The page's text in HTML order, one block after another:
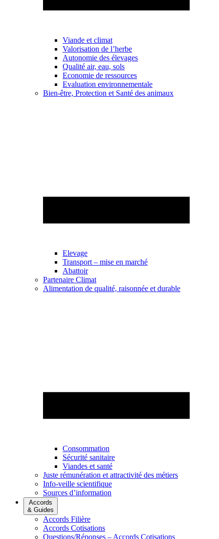
Viande et climat
Valorisation de l’herbe
Autonomie des élevages
Qualité air, eau, sols
Economie de ressources
Evaluation environnementale
Bien-être, Protection et Santé des animaux
Elevage
Transport – mise en marché
Abattoir
Partenaire Climat
Alimentation de qualité, raisonnée et durable
Consommation
Sécurité sanitaire
Viandes et santé
Juste rémunération et attractivité des métiers
Info-veille scientifique
Sources d’information
Accords
& Guides
Accords Filière
Accords Cotisations
Questions/Réponses – Accords Cotisations